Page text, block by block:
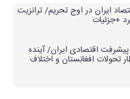
ایران در اوج تحریم/ ترانزیت
پیشرفت اقتصادی ایران/ آینده
تحولات افغانستان و اختلاف